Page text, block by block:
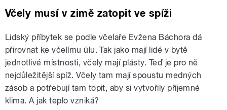
Včely musí v zimě zatopit ve spíži
Lidský příbytek se podle včelaře Evžena Báchora dá
přirovnat ke včelímu úlu. Tak jako mají lidé v bytě
jednotlivé místnosti, včely mají plásty. Teď je pro ně
nejdůležitější spíž. Včely tam mají spoustu medných
zásob a potřebují tam topit, aby si vytvořily příjemné
klima. A jak teplo vzniká?